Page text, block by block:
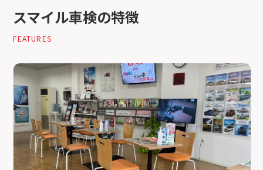
スマイル車検の特徴
FEATURES